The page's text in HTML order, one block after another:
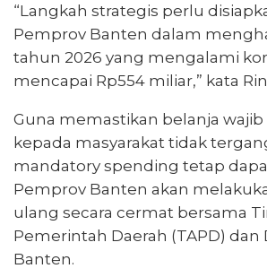
“Langkah strategis perlu
Pemprov Banten dalam
tahun 2026 yang mengalami
mencapai Rp554 miliar,” kata
Guna memastikan belanja wajib
kepada masyarakat tidak
mandatory spending tetap
Pemprov Banten akan
ulang secara cermat bersama
Pemerintah Daerah (TAPD) dan
Banten.